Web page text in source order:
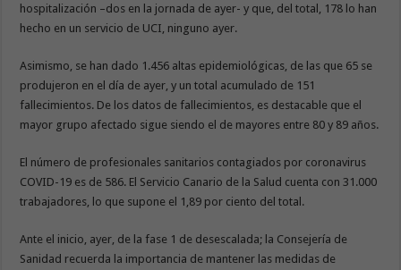
hospitalización –dos en la jornada de ayer- y que, del total, 178 lo han
hecho en un servicio de UCI, ninguno ayer.
Asimismo, se han dado 1.456 altas epidemiológicas, de las que 65 se
produjeron en el día de ayer, y un total acumulado de 151
fallecimientos. De los datos de fallecimientos, es destacable que el
mayor grupo afectado sigue siendo el de mayores entre 80 y 89 años.
El número de profesionales sanitarios contagiados por coronavirus
COVID-19 es de 586. El Servicio Canario de la Salud cuenta con 31.000
trabajadores, lo que supone el 1,89 por ciento del total.
Ante el inicio, ayer, de la fase 1 de desescalada; la Consejería de
Sanidad recuerda la importancia de mantener las medidas de